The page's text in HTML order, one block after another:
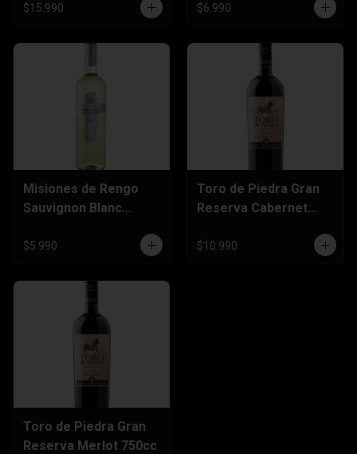
$15.990 $6.990
Misiones de Rengo
Sauvignon Blanc
$5.990
Toro de Piedra Gran
Reserva Cabernet
$10.990
Toro de Piedra Gran
Reserva Merlot 750cc